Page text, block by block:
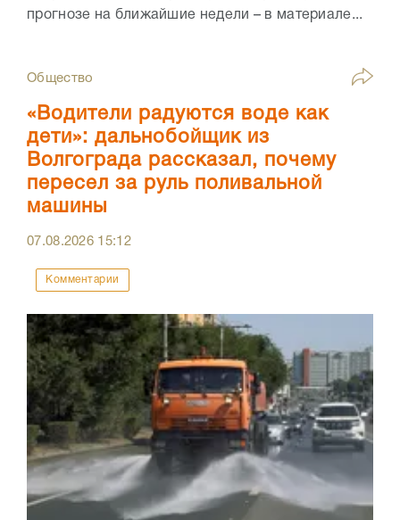
прогнозе на ближайшие недели – в материале...
Общество
«Водители радуются воде как
дети»: дальнобойщик из
Волгограда рассказал, почему
пересел за руль поливальной
машины
07.08.2026 15:12
Комментарии